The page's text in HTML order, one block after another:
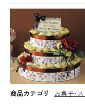
商品カテゴリ お菓子･